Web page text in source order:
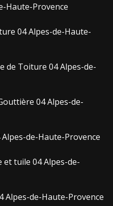
Haute-Provence
04 Alpes-de-Haute-
de Toiture 04 Alpes-de-
04 Alpes-de-
de-Haute-Provence
tuile 04 Alpes-de-
Alpes-de-Haute-Provence